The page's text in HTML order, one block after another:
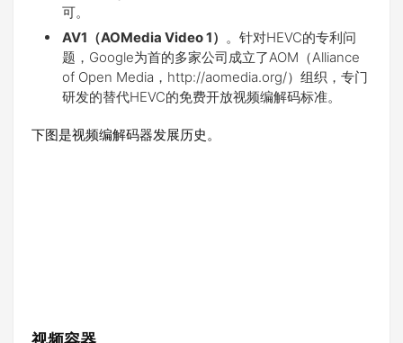
可。
AV1（AOMedia Video 1） 。针对HEVC的专利问
题，Google为首的多家公司成立了AOM（Alliance
of Open Media，http://aomedia.org/）组织，专门
研发的替代HEVC的免费开放视频编解码标准。
下图是视频编解码器发展历史。
视频容器